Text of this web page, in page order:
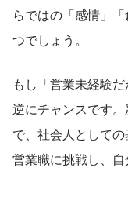
らではの「感情」
つでしょう。
もし「営業未経験
逆にチャンスです
で、社会人としての
営業職に挑戦し、